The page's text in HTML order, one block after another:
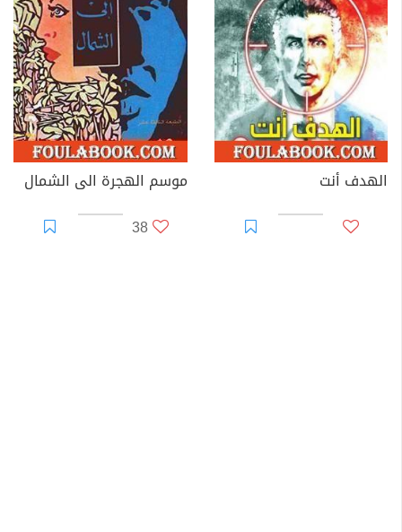
الهدف أنت
موسم الهجرة الى الشمال
38